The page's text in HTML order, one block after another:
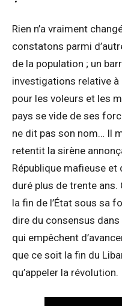
Rien n’a vraiment
constatons parmi
de la population ; un
investigations relative à
pour les voleurs et les
pays se vide de ses
ne dit pas son nom… Il
retentit la sirène
République mafieuse
duré plus de trente ans.
la fin de l’État sous sa
dire du consensus
qui empêchent
que ce soit la fin du
qu’appeler la révolution.